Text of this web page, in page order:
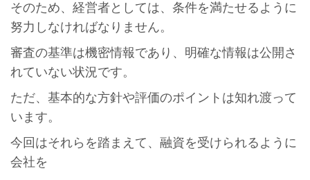
そのため、経営者としては、条件を満たせるように
努力しなければなりません。
審査の基準は機密情報であり、明確な情報は公開さ
れていない状況です。
ただ、基本的な方針や評価のポイントは知れ渡って
います。
今回はそれらを踏まえて、融資を受けられるように
会社を